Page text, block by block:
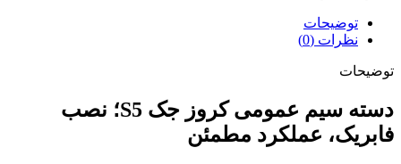
توضیحات
نظرات (0)
توضیحات
دسته سیم عمومی کروز جک S5؛ نصب
فابریک، عملکرد مطمئن